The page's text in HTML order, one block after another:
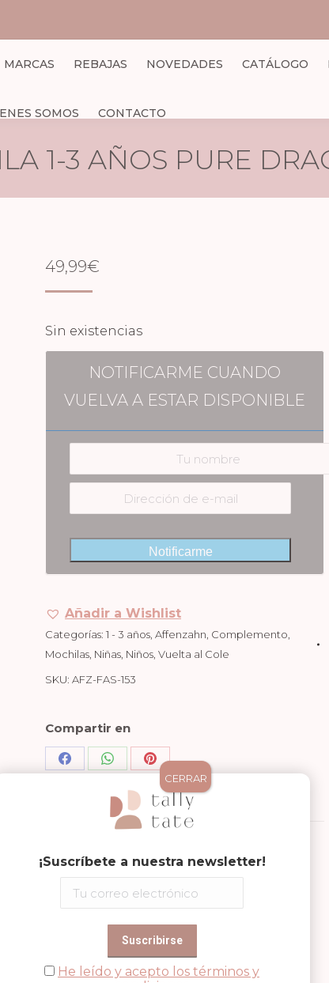
MARCAS REBAJAS NOVEDADES CATÁLOGO
SOMOS CONTACTO
1-3 AÑOS PURE
49,99€
Sin existencias
NOTIFICARME CUANDO
VUELVA A ESTAR DISPONIBLE
Notificarme
Añadir a Wishlist
Categorías: 1 - 3 años Affenzahn Complemento
Mochilas Niñas Niños Vuelta al Cole
SKU: AFZ-FAS-153
Compartir en
Share
Facebook
Share
WhatsApp
Share
on
Pinterest
amigo de los niños, la querrán llevar a
etc.
los datos personales del niño o de la
se ocultan.
¡Suscríbete a nuestra newsletter!
He leído y acepto los términos y
CERRAR